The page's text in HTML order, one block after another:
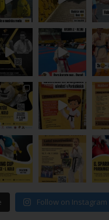
Follow on Instagram